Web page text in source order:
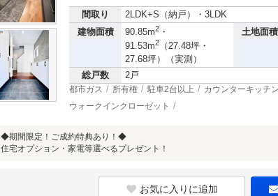
間取り
2LDK+S（納戸）・3LDK
建物面積
90.85m2 ・
91.53m2
（27.48坪・
27.68坪）（実測）
土地面積
総戸数
2戸
都市ガス 所有権 駐車2台以上 カウンターキッチン
ウォークインクローゼット
◆期間限定！ご成約特典あり！◆
住宅オプション・家電等選べるプレゼント！
お気に入りに追加